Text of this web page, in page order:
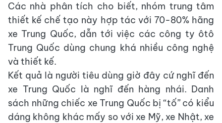
Các nhà phân tích cho biết, nhóm trung tâm
thiết kế chế tạo này hợp tác với 70-80% hãng
xe Trung Quốc, dẫn tới việc các công ty ôtô
Trung Quốc dùng chung khá nhiều công nghệ
và thiết kế.
Kết quả là người tiêu dùng giờ đây cứ nghĩ đến
xe Trung Quốc là nghĩ đến hàng nhái. Danh
sách những chiếc xe Trung Quốc bị “tố” có kiểu
dáng không khác mấy so với xe Mỹ, xe Nhật, xe